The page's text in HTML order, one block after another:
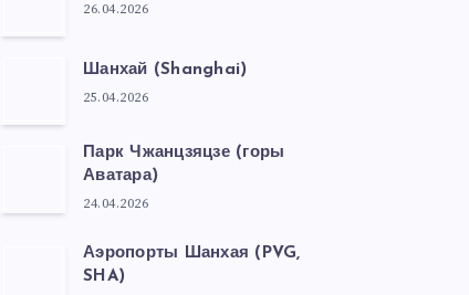
26.04.2026
Шанхай (Shanghai)
25.04.2026
Парк Чжанцзяцзе (горы
Аватара)
24.04.2026
Аэропорты Шанхая (PVG,
SHA)